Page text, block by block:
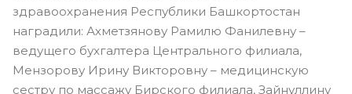
здравоохранения Республики Башкортостан
наградили: Ахметзянову Рамилю Фанилевну –
ведущего бухгалтера Центрального филиала,
Мензорову Ирину Викторовну – медицинскую
сестру по массажу Бирского филиала, Зайнуллину